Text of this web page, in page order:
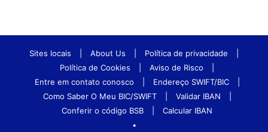
Sites locais About Us Política de privacidade
Política de Cookies
Aviso de Risco
Entre em contato conosco
Endereço SWIFT/BIC
Como Saber O Meu BIC/SWIFT
Validar IBAN
Conferir o código BSB
Calcular IBAN
•